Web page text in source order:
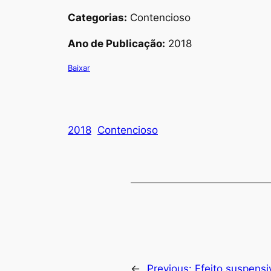
Categorias: Contencioso
Ano de Publicação: 2018
Baixar
2018 Contencioso
← Previous: Efeito